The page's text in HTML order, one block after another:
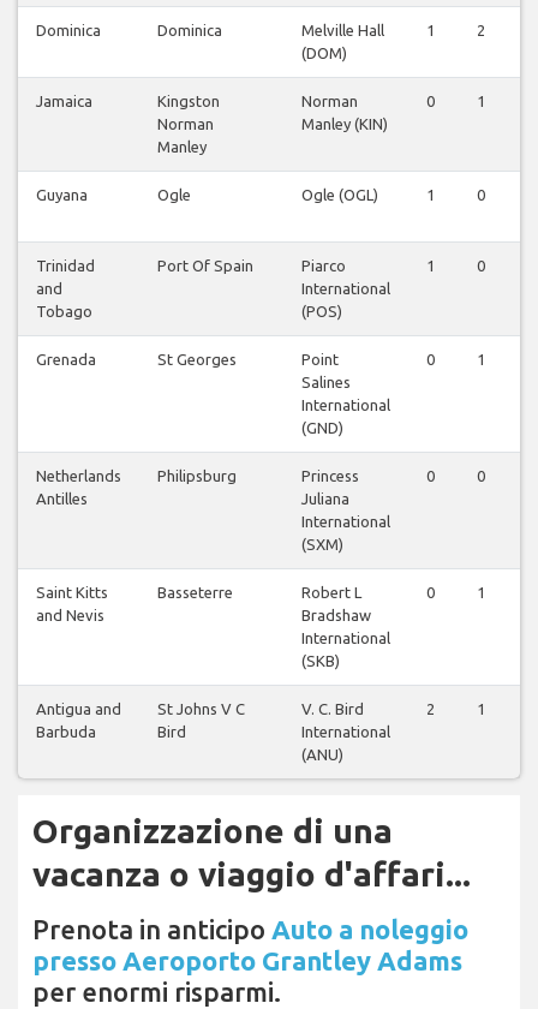
Dominica Dominica
Melville Hall
(DOM)
1 2
Jamaica
Kingston
Norman
Manley
Norman
Manley (KIN)
0 1
Guyana Ogle Ogle (OGL) 1 0
Trinidad
and
Tobago
Port Of Spain
Piarco
International
(POS)
1 0
Grenada St Georges
Point
Salines
International
(GND)
0 1
Netherlands
Antilles
Philipsburg
Princess
Juliana
International
(SXM)
0 0
Saint Kitts
and Nevis
Basseterre
Robert L
Bradshaw
International
(SKB)
0 1
Antigua and
Barbuda
St Johns V C
Bird
V. C. Bird
International
(ANU)
2 1
Organizzazione di una
vacanza o viaggio d'affari...
Prenota in anticipo Auto a noleggio
presso Aeroporto Grantley Adams
per enormi risparmi.